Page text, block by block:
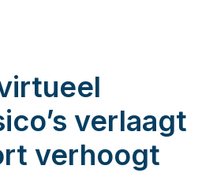
verlaagt
verhoogt